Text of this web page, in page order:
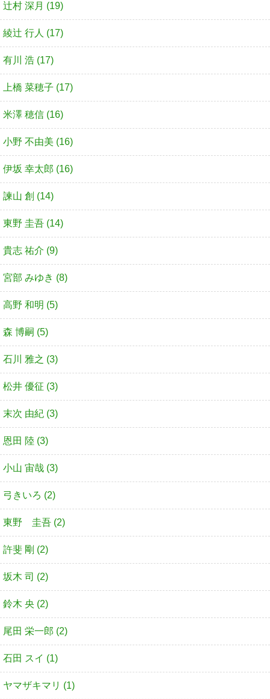
辻村 深月 (19)
綾辻 行人 (17)
有川 浩 (17)
上橋 菜穂子 (17)
米澤 穂信 (16)
小野 不由美 (16)
伊坂 幸太郎 (16)
諫山 創 (14)
東野 圭吾 (14)
貴志 祐介 (9)
宮部 みゆき (8)
高野 和明 (5)
森 博嗣 (5)
石川 雅之 (3)
松井 優征 (3)
末次 由紀 (3)
恩田 陸 (3)
小山 宙哉 (3)
弓きいろ (2)
東野 圭吾 (2)
許斐 剛 (2)
坂木 司 (2)
鈴木 央 (2)
尾田 栄一郎 (2)
石田 スイ (1)
ヤマザキマリ (1)